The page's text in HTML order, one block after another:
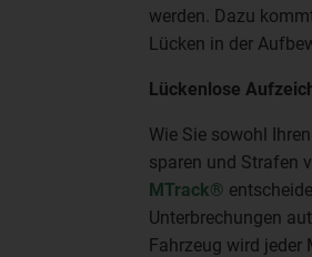
werden. Dazu
Lücken in der
Lückenlose
Wie Sie sowohl
sparen und Strafen
MTrack®
Unterbrechungen
Fahrzeug wird jeder